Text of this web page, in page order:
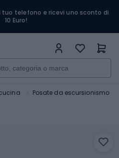
tuo telefono e ricevi uno sconto di
10 Euro!
Posate da escursionismo